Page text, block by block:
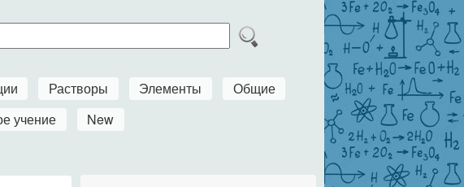
Растворы Элементы
Общие
учение New